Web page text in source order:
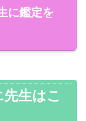
に鑑定を
生はこ